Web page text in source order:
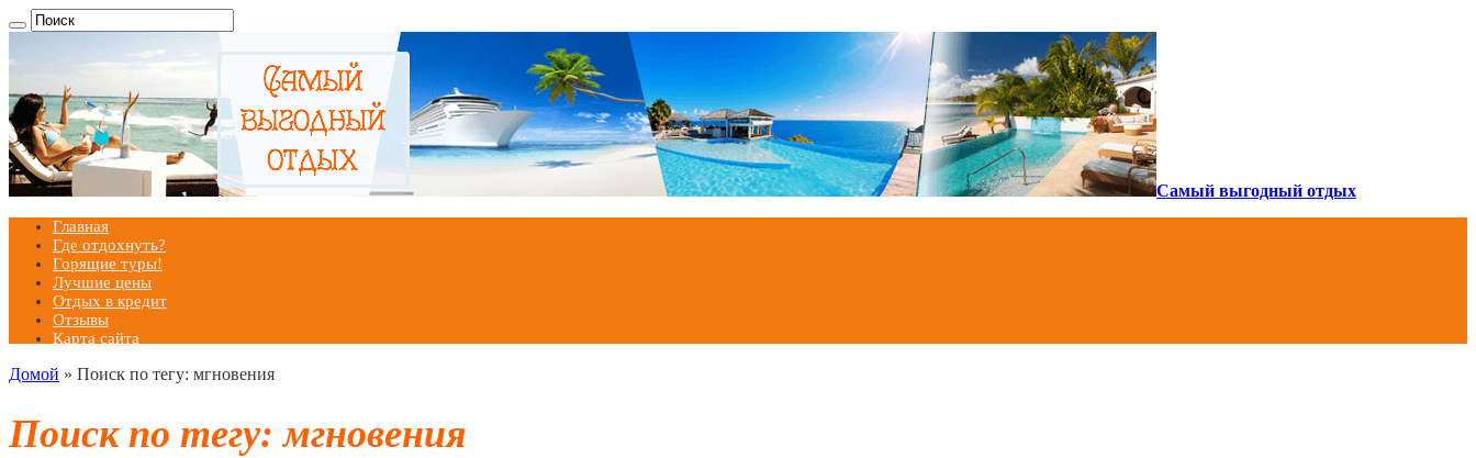
Самый выгодный отдых
Главная
Где отдохнуть?
Горящие туры!
Лучшие цены
Отдых в кредит
Отзывы
Карта сайта
Домой » Поиск по тегу: мгновения
Поиск по тегу:мгновения